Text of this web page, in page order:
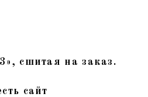
сшитая на заказ.
сайт